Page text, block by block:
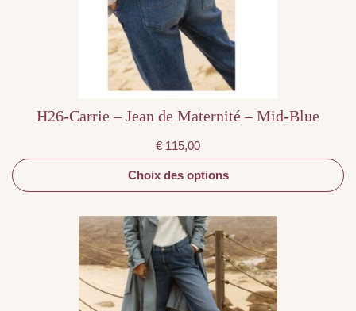
H26-Carrie – Jean de Maternité – Mid-Blue
€ 115,00
Choix des options
choisies
sur
la
page
du
produit
Ce
produit
a
plusieurs
variations.
Les
options
peuvent